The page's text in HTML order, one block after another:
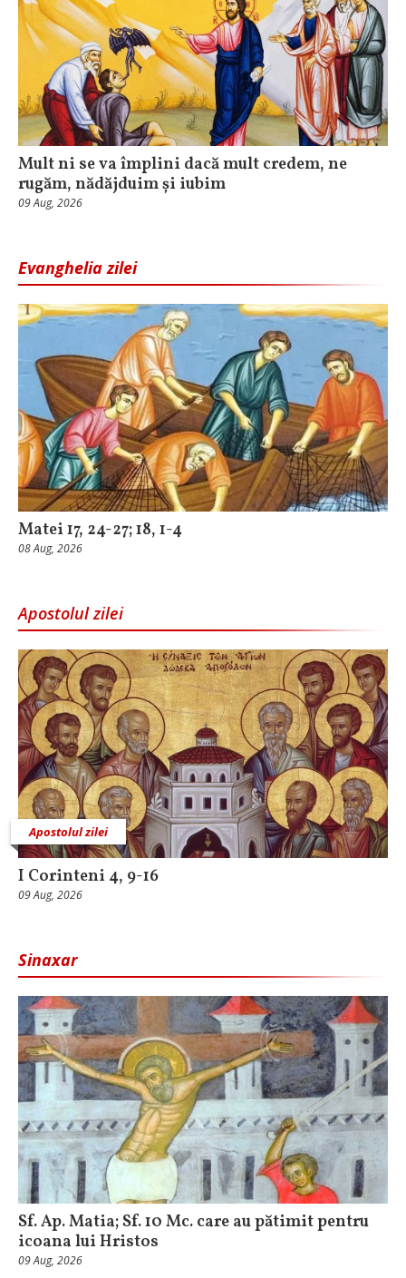
Mult ni se va împlini dacă mult credem, ne
rugăm, nădăjduim și iubim
09 Aug, 2026
Evanghelia zilei
Matei 17, 24-27; 18, 1-4
08 Aug, 2026
Apostolul zilei
Apostolul zilei
I Corinteni 4, 9-16
09 Aug, 2026
Sinaxar
Sf. Ap. Matia; Sf. 10 Mc. care au pătimit pentru
icoana lui Hristos
09 Aug, 2026